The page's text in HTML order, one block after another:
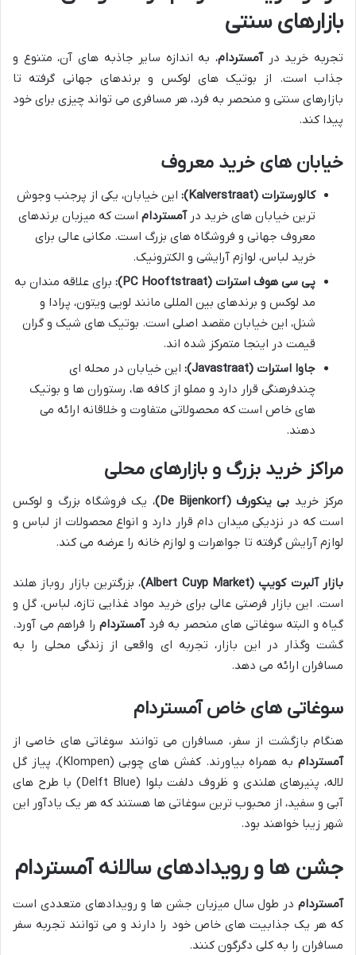
بازارهای سنتی
تجربه خرید درآمستردام، به اندازه سایر جاذبه های آن، متنوع و
جذاب است. از بوتیک های لوکس و برندهای جهانی گرفته تا
بازارهای سنتی و منحصر به فرد، هر مسافری می تواند چیزی برای خود
پیدا کند.
خیابان های خرید معروف
کالورسترات (Kalverstraat):
این خیابان، یکی از پرجنب وجوش
ترین خیابان های خرید درآمستردام است که میزبان برندهای
معروف جهانی و فروشگاه های بزرگ است. مکانی عالی برای
خرید لباس، لوازم آرایشی و الکترونیک.
پی سی هوف استرات (PC Hooftstraat):
برای علاقه مندان به
مد لوکس و برندهای بین المللی مانند لویی ویتون، پرادا و
شنل، این خیابان مقصد اصلی است. بوتیک های شیک و گران
قیمت در اینجا متمرکز شده اند.
جاوا استرات (Javastraat):
این خیابان در محله ای
چندفرهنگی قرار دارد و مملو از کافه ها، رستوران ها و بوتیک
های خاص است که محصولاتی متفاوت و خلاقانه ارائه می
دهند.
مراکز خرید بزرگ و بازارهای محلی
مرکز خرید بی ینکورف (De Bijenkorf)
، یک فروشگاه بزرگ و لوکس
است که در نزدیکی میدان دام قرار دارد و انواع محصولات از لباس و
لوازم آرایش گرفته تا جواهرات و لوازم خانه را عرضه می کند.
بازار آلبرت کویپ (Albert Cuyp Market)
، بزرگترین بازار روباز هلند
است. این بازار فرصتی عالی برای خرید مواد غذایی تازه، لباس، گل و
گیاه و البته سوغاتی های منحصر به فردآمستردام را فراهم می آورد.
گشت وگذار در این بازار، تجربه ای واقعی از زندگی محلی را به
مسافران ارائه می دهد.
سوغاتی های خاص آمستردام
هنگام بازگشت از سفر، مسافران می توانند سوغاتی های خاصی از
آمستردام
به همراه بیاورند. کفش های چوبی (Klompen)، پیاز گل
لاله، پنیرهای هلندی و ظروف دلفت بلوا (Delft Blue) با طرح های
آبی و سفید، از محبوب ترین سوغاتی ها هستند که هر یک یادآور این
شهر زیبا خواهند بود.
جشن ها و رویدادهای سالانه آمستردام
آمستردام در طول سال میزبان جشن ها و رویدادهای متعددی است
که هر یک جذابیت های خاص خود را دارند و می توانند تجربه سفر
مسافران را به کلی دگرگون کنند.